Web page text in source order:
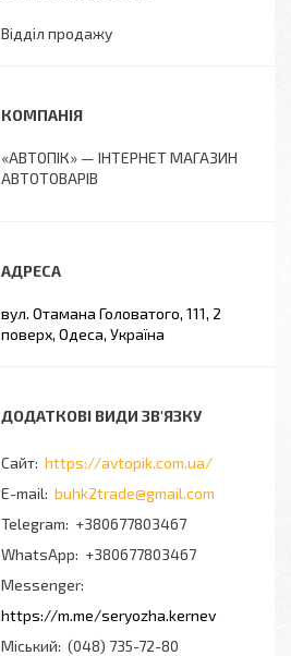
Відділ продажу
«АВТОПІК» — ІНТЕРНЕТ МАГАЗИН
АВТОТОВАРІВ
вул. Отамана Головатого, 111, 2
поверх, Одеса, Україна
https://avtopik.com.ua/
buhk2trade@gmail.com
+380677803467
+380677803467
Messenger
https://m.me/seryozha.kernev
Міський (048) 735-72-80